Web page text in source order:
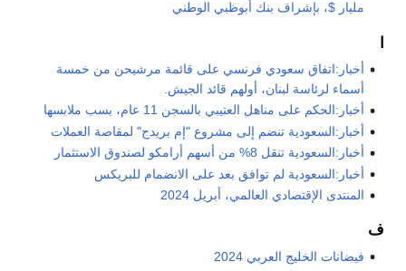
مليار $، بإشراف بنك أبوظبي الوطني
أخبار:اتفاق سعودي فرنسي على قائمة مرشيحن من خمسة
أسماء لرئاسة لبنان، أولهم قائد الجيش.
أخبار:الحكم على مناهل العتيبي بالسجن 11 عام، بسب ملابسها
أخبار:السعودية تنضم إلى مشروع "إم بريدج" لمقاصة العملات
أخبار:السعودية تنقل 8% من أسهم أرامكو لصندوق الاستثمار
أخبار:السعودية لم توافق بعد على الانضمام للبريكس
المنتدى الإقتصادي العالمي، أبريل 2024
ف
فيضانات الخليج العربي 2024